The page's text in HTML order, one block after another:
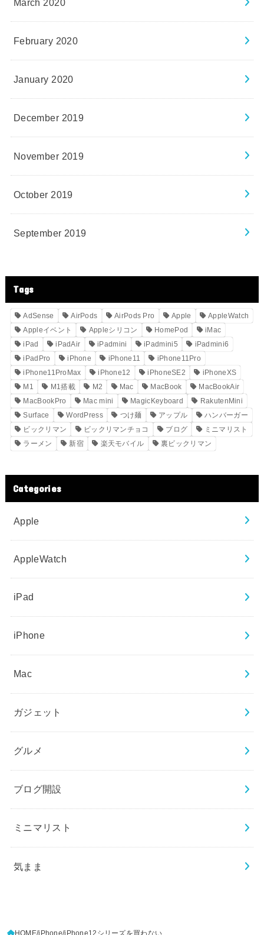
February 2020
January 2020
December 2019
November 2019
October 2019
September 2019
Tags
AdSense AirPods AirPods Pro Apple
AppleWatch
Appleイベント
Appleシリコン HomePod
iMac
iPad
iPadAir iPadmini iPadmini5
iPadmini6
iPadPro
iPhone iPhone11
iPhone11Pro
iPhone11ProMax
iPhone12 iPhoneSE2
iPhoneXS
M1
M1搭載 M2 Mac MacBook
MacBookAir
MacBookPro
Mac mini MagicKeyboard
RakutenMini
Surface
WordPress つけ麺 アップル
ハンバーガー
ビックリマン
ビックリマンチョコ ブログ
ミニマリスト
ラーメン
新宿 楽天モバイル 裏ビックリマン
Categories
Apple
AppleWatch
iPad
iPhone
Mac
ガジェット
グルメ
ブログ開設
ミニマリスト
気まま
HOME iPhone iPhone12シリーズを買わない